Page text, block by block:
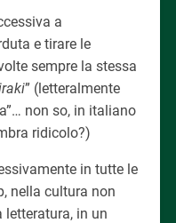
a
e tirare le
sempre la stessa
” (letteralmente
non so, in italiano
ridicolo?)
in tutte le
nella cultura non
letteratura, in un